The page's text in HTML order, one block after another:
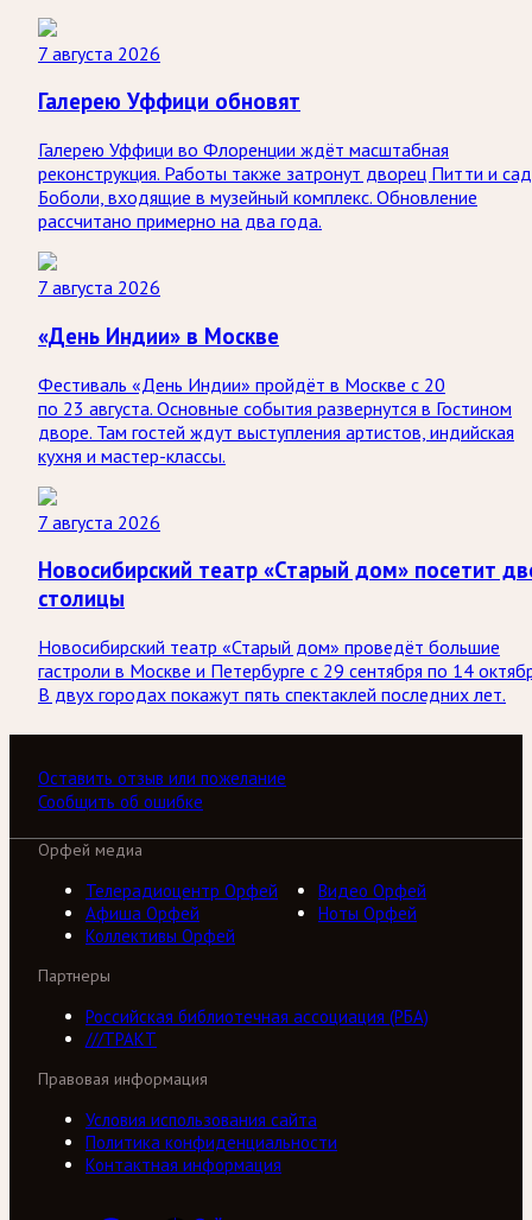
7 августа 2026
Галерею Уффици обновят
Галерею Уффици во Флоренции ждёт масштабная
реконструкция. Работы также затронут дворец Питти и
Боболи, входящие в музейный комплекс. Обновление
рассчитано примерно на два года.
7 августа 2026
«День Индии» в Москве
Фестиваль «День Индии» пройдёт в Москве с 20
по 23 августа. Основные события развернутся в Гостином
дворе. Там гостей ждут выступления артистов, индийская
кухня и мастер-классы.
7 августа 2026
Новосибирский театр «Старый дом» посетит
столицы
Новосибирский театр «Старый дом» проведёт большие
гастроли в Москве и Петербурге с 29 сентября по 14
В двух городах покажут пять спектаклей последних лет.
Оставить отзыв или пожелание
Сообщить об ошибке
Орфей медиа
Телерадиоцентр Орфей
Видео Орфей
Афиша Орфей
Ноты Орфей
Коллективы Орфей
Партнеры
Российская библиотечная ассоциация (РБА)
///ТРАКТ
Правовая информация
Условия использования сайта
Политика конфиденциальности
Контактная информация